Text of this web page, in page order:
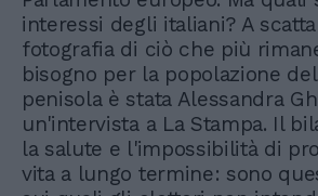
interessi degli italiani? A
fotografia di ciò che più
bisogno per la popolazione
penisola è stata Alessandra
un'intervista a La Stampa. Il
la salute e l'impossibilità di
vita a lungo termine: sono